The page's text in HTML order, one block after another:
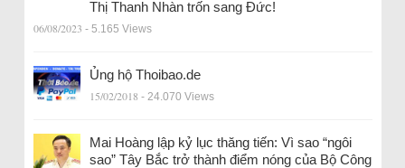
Thị Thanh Nhàn trốn sang Đức!
06/08/2023 - 5.165 Views
Ủng hộ Thoibao.de
15/02/2018 - 24.070 Views
Mai Hoàng lập kỷ lục thăng tiến: Vì sao “ngôi
sao” Tây Bắc trở thành điểm nóng của Bộ Công